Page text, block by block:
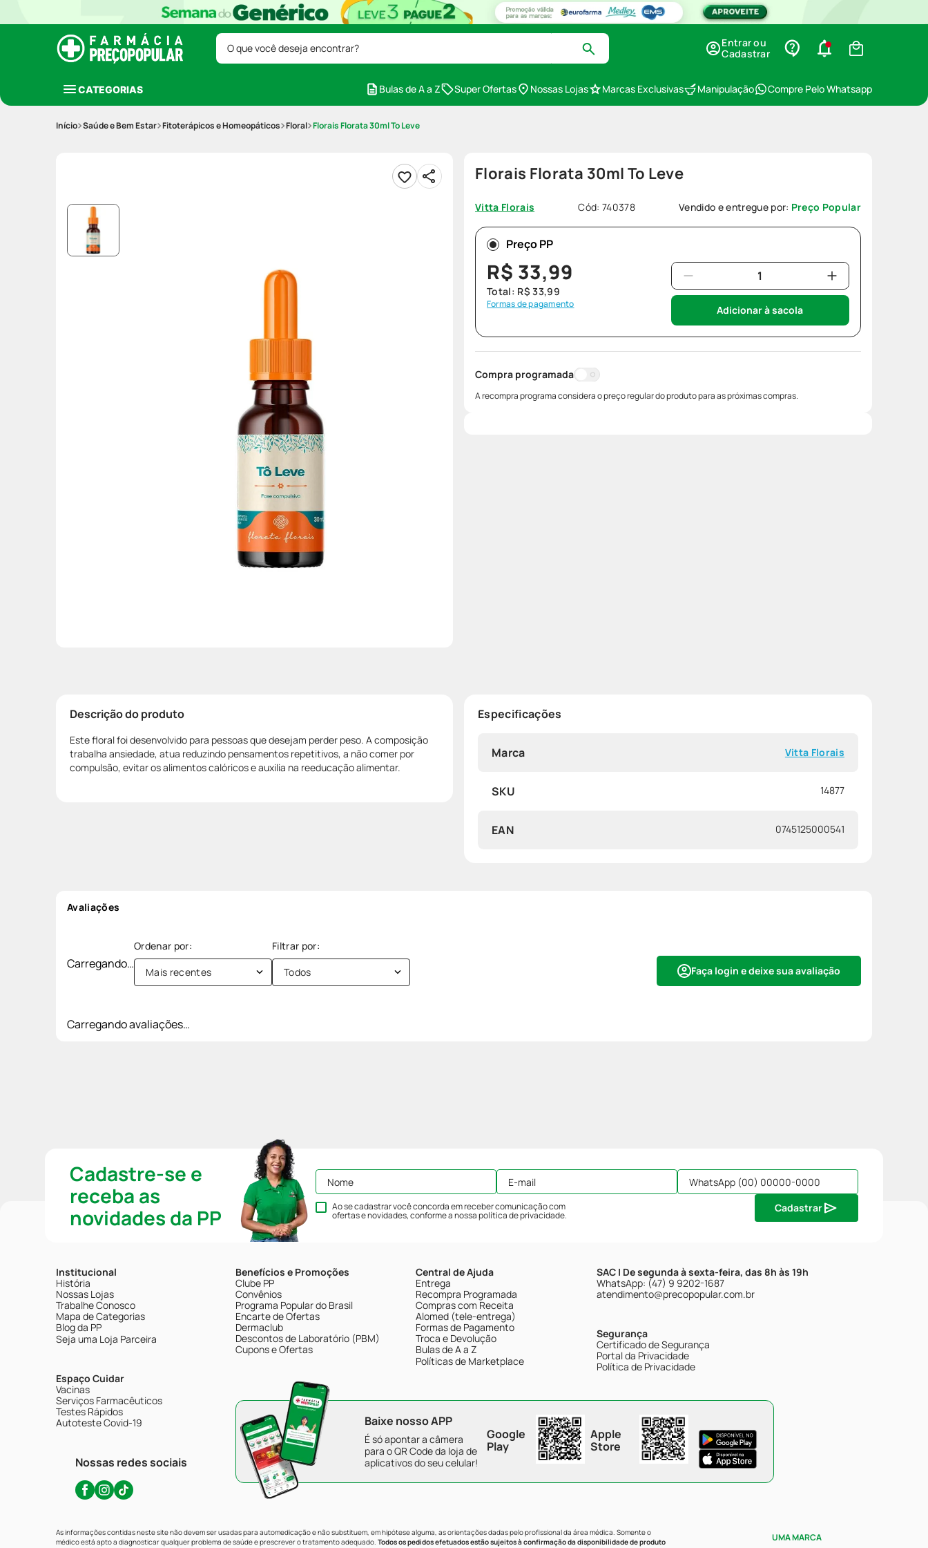
O que você deseja encontrar?
Entrar ou
Cadastrar
CATEGORIAS Bulas de A a Z Super Ofertas Nossas Lojas Marcas Exclusivas Manipulação Compre Pelo Whatsapp
Saúde e Bem Estar Fitoterápicos e Homeopáticos Floral Florais Florata 30ml To Leve
Florais Florata 30ml To Leve
Vitta Florais Cód: 740378 Vendido e entregue por: Preço Popular
Preço PP
R$ 33,99
Total: R$ 33,99
Formas de pagamento Adicionar à sacola
Compra programada
A recompra programa considera o preço regular do produto para as próximas compras.
Descrição do produto
Este floral foi desenvolvido para pessoas que desejam perder peso. A composição
trabalha ansiedade, atua reduzindo pensamentos repetitivos, a não comer por
compulsão, evitar os alimentos calóricos e auxilia na reeducação alimentar.
Especificações
Marca Vitta Florais
SKU 14877
EAN 0745125000541
Avaliações
Carregando… Faça login e deixe sua avaliação
Mais recentes Todos
Carregando avaliações…
Cadastre-se e
receba as
novidades da PP
Ao se cadastrar você concorda em receber comunicação com
ofertas e novidades, conforme a nossapolítica de privacidade.
Cadastrar
Institucional
História
Nossas Lojas
Trabalhe Conosco
Mapa de Categorias
Blog da PP
Seja uma Loja Parceira
Espaço Cuidar
Vacinas
Serviços Farmacêuticos
Testes Rápidos
Autoteste Covid-19
Nossas redes sociais
Benefícios e Promoções
Clube PP
Convênios
Programa Popular do Brasil
Encarte de Ofertas
Dermaclub
Descontos de Laboratório (PBM)
Cupons e Ofertas
Central de Ajuda
Entrega
Recompra Programada
Compras com Receita
Alomed (tele-entrega)
Formas de Pagamento
Troca e Devolução
Bulas de A a Z
Políticas de Marketplace
SAC | De segunda à sexta-feira, das 8h às 19h
WhatsApp: (47) 9 9202-1687
atendimento@precopopular.com.br
Segurança
Certificado de Segurança
Portal da Privacidade
Política de Privacidade
Baixe nosso APP
É só apontar a câmera
para o QR Code da loja de
aplicativos do seu celular!
Google
Play
Apple
Store
As informações contidas neste site não devem ser usadas para automedicação e não substituem, em hipótese alguma, as orientações dadas pelo profissional da área médica. Somente o
médico está apto a diagnosticar qualquer problema de saúde e prescrever o tratamento adequado. Todos os pedidos efetuados estão sujeitos à confirmação da disponibilidade de produto
UMA MARCA